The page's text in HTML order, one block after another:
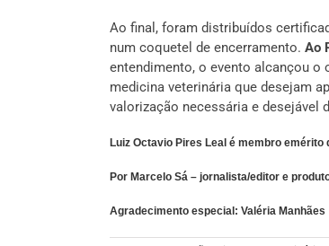
Ao final, foram distribuídos
num coquetel de encerramento. Ao
entendimento, o evento alcançou
medicina veterinária que desejam
valorização necessária e desejável
Luiz Octavio Pires Leal é membro
Por Marcelo Sá – jornalista/editor e
Agradecimento especial: Valéria Manhães